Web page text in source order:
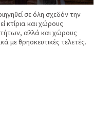
σε όλη σχεδόν την
κτίρια και χώρους
αλλά και χώρους
με θρησκευτικές τελετές.